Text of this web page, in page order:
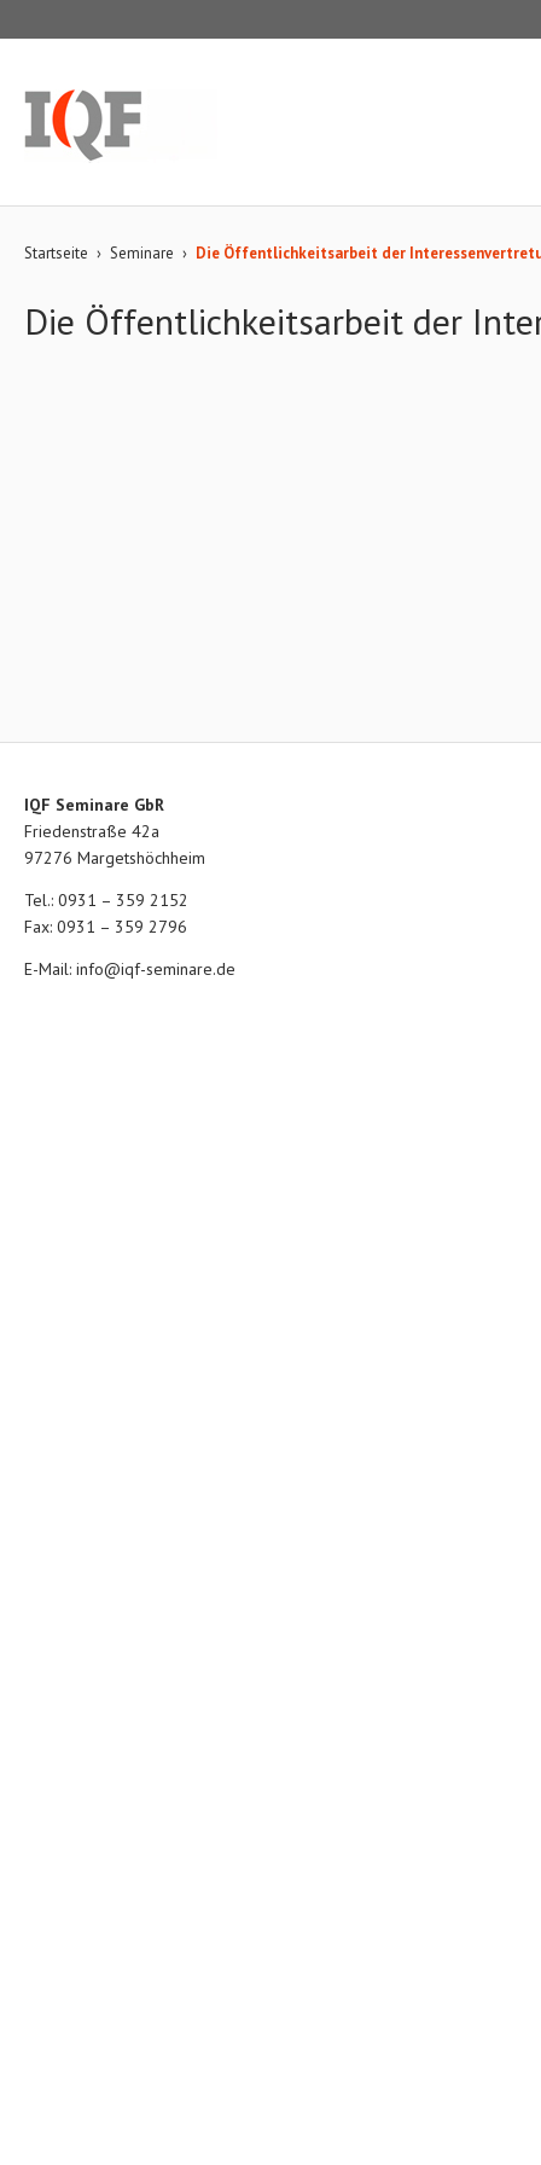
Startseite › Seminare › Die Öffentlichkeitsarbeit der
Die Öffentlichkeitsarbeit der
IQF Seminare GbR
Friedenstraße 42a
97276 Margetshöchheim
Tel.: 0931 – 359 2152
Fax: 0931 – 359 2796
E-Mail: info@iqf-seminare.de